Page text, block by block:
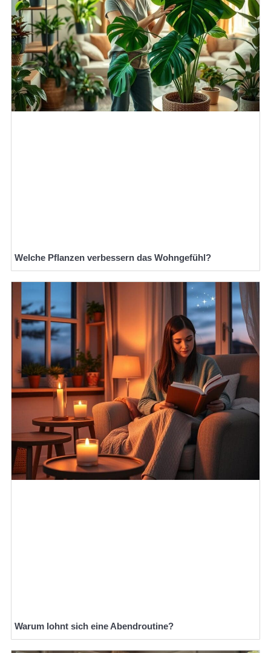
Welche Pflanzen verbessern das Wohngefühl?
Warum lohnt sich eine Abendroutine?